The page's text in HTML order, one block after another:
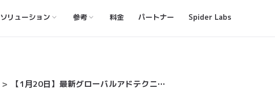
ソリューション 参考 料金 パートナー Spider Labs
【1月20日】最新グローバルアドテクニュースまとめ：Cookie制限計画調査 – ポストCookie時代の広告主は？ – マーケター・広告主の2021年注目トレンド